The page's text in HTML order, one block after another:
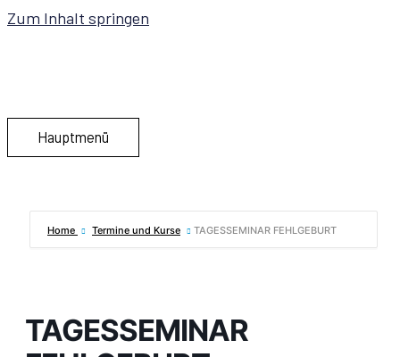
Zum Inhalt springen
Hauptmenü
Home Termine und Kurse TAGESSEMINAR FEHLGEBURT
TAGESSEMINAR